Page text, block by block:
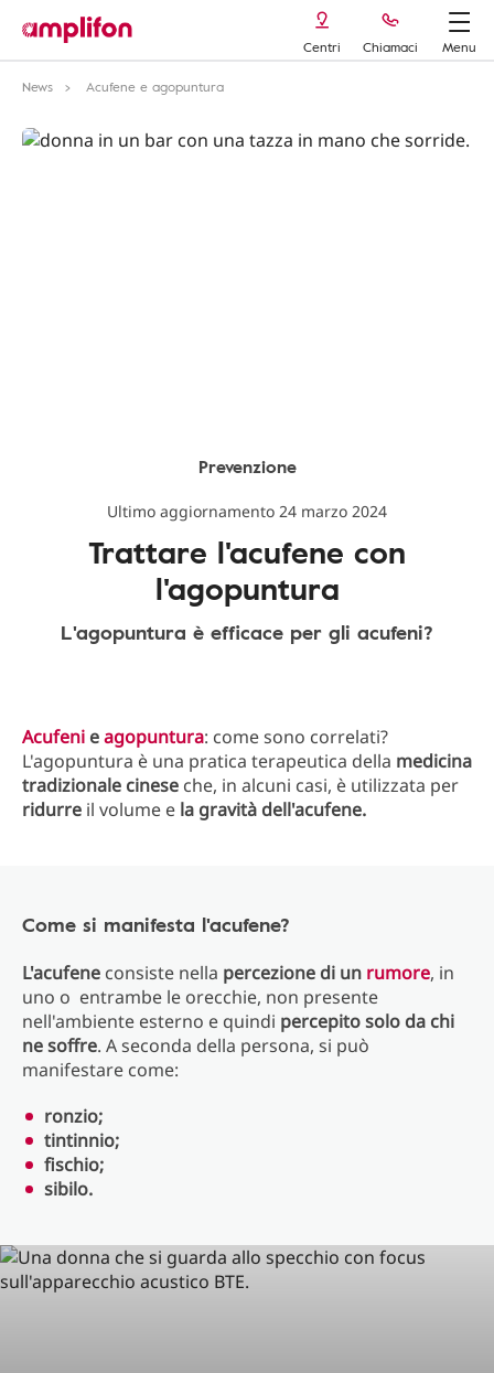
Centri Chiamaci
Menu
News
Acufene e agopuntura
Prevenzione
Ultimo aggiornamento 24 marzo 2024
Trattare l'acufene con
l'agopuntura
L'agopuntura è efficace per gli acufeni?
Acufeni eagopuntura: come sono correlati?
L'agopuntura è una pratica terapeutica della medicina
tradizionale cinese che, in alcuni casi, è utilizzata per
ridurre il volume e la gravità dell'acufene.
Come si manifesta l'acufene?
L'acufene consiste nella percezione di un rumore, in
uno o entrambe le orecchie, non presente
nell'ambiente esterno e quindi percepito solo da chi
ne soffre. A seconda della persona, si può
manifestare come:
ronzio;
tintinnio;
fischio;
sibilo.